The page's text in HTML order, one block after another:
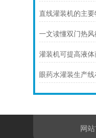
直线灌装机的主要
灌装机可提高液
网